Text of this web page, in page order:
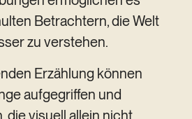
Betrachtern, die Welt
zu verstehen.
Erzählung können
aufgegriffen und
die visuell allein nicht